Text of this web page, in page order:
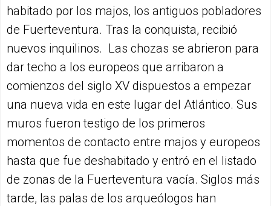
habitado por los majos, los antiguos pobladores
de Fuerteventura. Tras la conquista, recibió
nuevos inquilinos. Las chozas se abrieron para
dar techo a los europeos que arribaron a
comienzos del siglo XV dispuestos a empezar
una nueva vida en este lugar del Atlántico. Sus
muros fueron testigo de los primeros
momentos de contacto entre majos y europeos
hasta que fue deshabitado y entró en el listado
de zonas de la Fuerteventura vacía. Siglos más
tarde, las palas de los arqueólogos han